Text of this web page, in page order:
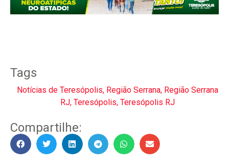
Tags
Notícias de Teresópolis, Região Serrana, Região Serrana
RJ, Teresópolis, Teresópolis RJ
Compartilhe: